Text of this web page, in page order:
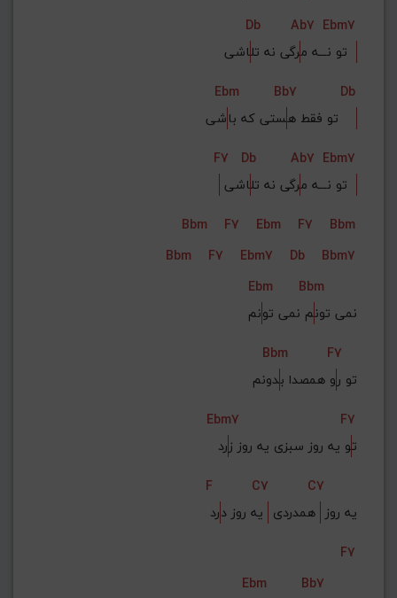
Db
Ab7 Ebm7
تو نـــه مرگی نه تل
Ebm
Bb7
Db
تو فقط هستی که با
F7
Db Ab7 Ebm7
تو نـــه مرگی نه تل
Bbm
F7 Ebm F7
Bbm
Bbm
F7 Ebm7 Db
Bbm7
Ebm
Bbm
نمی تونم نمی تونم
Bbm
F7
تو رو همصدا بدونم
Ebm7
F7
تو یه روز سبزی یه روز زرد
F
C7
C7
یه روز همدردی یه روز درد
F7
Ebm
Bb7